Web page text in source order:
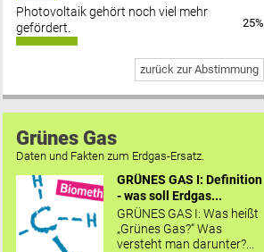
Photovoltaik gehört noch viel mehr
gefördert.
25%
zurück zur Abstimmung
Grünes Gas
Daten und Fakten zum Erdgas-Ersatz.
GRÜNES GAS I: Definition
- was soll Erdgas...
GRÜNES GAS I: Was heißt
„Grünes Gas?“ Was
versteht man darunter?...